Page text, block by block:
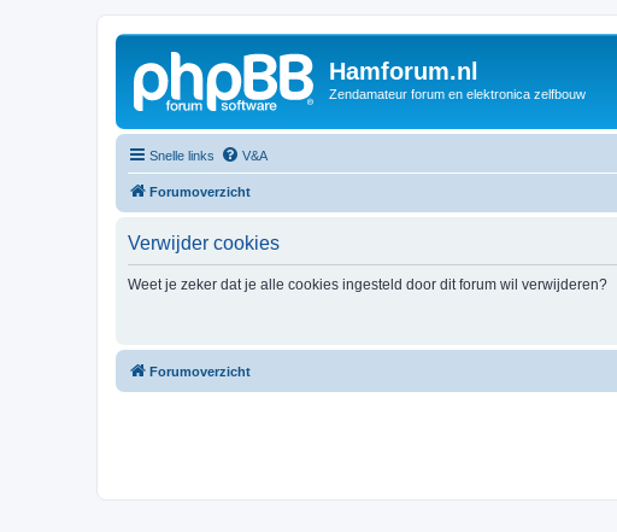
Hamforum.nl
Zendamateur forum en elektronica zelfbouw
Snelle links V&A
Forumoverzicht
Verwijder cookies
Weet je zeker dat je alle cookies ingesteld door dit forum wil verwijderen?
Forumoverzicht